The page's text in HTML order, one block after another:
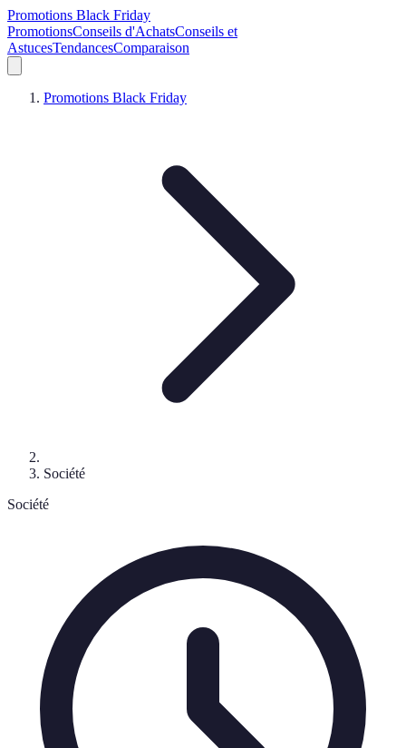
Promotions Black Friday
PromotionsConseils d'AchatsConseils et
AstucesTendancesComparaison
Promotions Black Friday
Société
Société